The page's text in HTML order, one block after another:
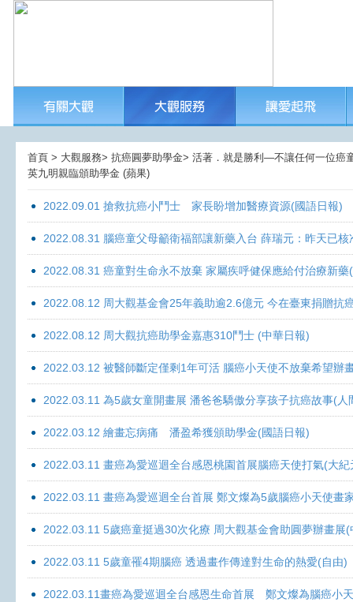
首頁 > 大觀服務> 抗癌圓夢助學金> 活著．就是勝利—不讓任何一位
英九明親臨頒助學金 (蘋果)
2022.09.01 搶救抗癌小鬥士 家長盼增加醫療資源(國語日報)
2022.08.31 腦癌童父母籲衛福部讓新藥入台 薛瑞元：昨天已
2022.08.31 癌童對生命永不放棄 家屬疾呼健保應給付治療新藥
2022.08.12 周大觀基金會25年義助逾2.6億元 今在臺東捐贈抗
2022.08.12 周大觀抗癌助學金嘉惠310鬥士 (中華日報)
2022.03.12 被醫師斷定僅剩1年可活 腦癌小天使不放棄希望辦
2022.03.11 為5歲女童開畫展 潘爸爸驕傲分享孩子抗癌故事(人
2022.03.12 繪畫忘病痛 潘盈希獲頒助學金(國語日報)
2022.03.11 畫癌為愛巡迴全台感恩桃園首展腦癌天使打氣(大紀
2022.03.11 畫癌為愛巡迴全台首展 鄭文燦為5歲腦癌小天使畫
2022.03.11 5歲癌童挺過30次化療 周大觀基金會助圓夢辦畫展
2022.03.11 5歲童罹4期腦癌 透過畫作傳達對生命的熱愛(自由)
2022.03.11畫癌為愛巡迴全台感恩生命首展 鄭文燦為腦癌小